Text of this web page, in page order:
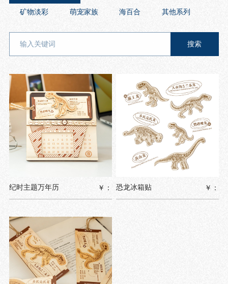
矿物淡彩
萌宠家族 海百合 其他系列
纪时主题万年历 ￥： 恐龙冰箱贴 ￥：